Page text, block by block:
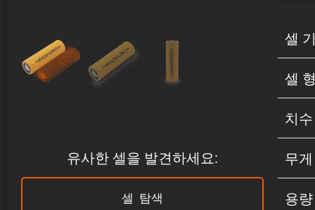
유사한 셀을 발견하세요:
셀 탐색
셀
셀
치수
무게
용량